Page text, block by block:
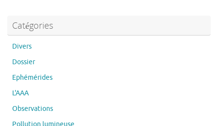
Catégories
Divers
Dossier
Ephémérides
L'AAA
Observations
Pollution lumineuse